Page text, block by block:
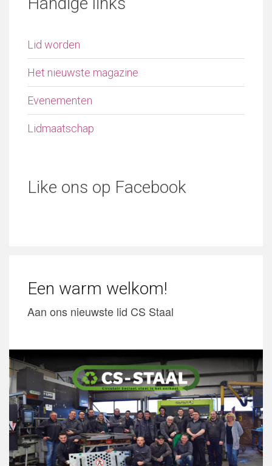
Lid worden
Het nieuwste magazine
Evenementen
Lidmaatschap
Like ons op Facebook
Een warm welkom!
Aan ons nieuwste lid CS Staal